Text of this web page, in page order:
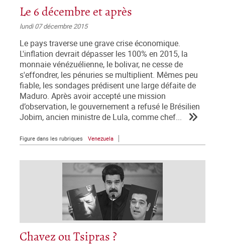
Le 6 décembre et après
lundi 07 décembre 2015
Le pays traverse une grave crise économique.
L'inflation devrait dépasser les 100% en 2015, la
monnaie vénézuélienne, le bolivar, ne cesse de
s'effondrer, les pénuries se multiplient. Mêmes peu
fiable, les sondages prédisent une large défaite de
Maduro. Après avoir accepté une mission
d’observation, le gouvernement a refusé le Brésilien
Jobim, ancien ministre de Lula, comme chef...
Figure dans les rubriques Venezuela
Chavez ou Tsipras ?